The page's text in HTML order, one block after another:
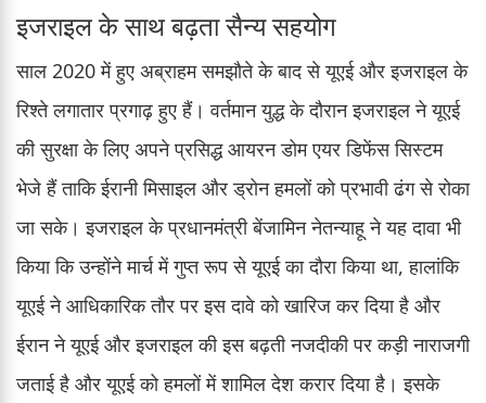
इजराइल के साथ बढ़ता सैन्य सहयोग
साल 2020 में हुए अब्राहम समझौते के बाद से यूएई और इजराइल के
रिश्ते लगातार प्रगाढ़ हुए हैं। वर्तमान युद्ध के दौरान इजराइल ने यूएई
की सुरक्षा के लिए अपने प्रसिद्ध आयरन डोम एयर डिफेंस सिस्टम
भेजे हैं ताकि ईरानी मिसाइल और ड्रोन हमलों को प्रभावी ढंग से रोका
जा सके। इजराइल के प्रधानमंत्री बेंजामिन नेतन्याहू ने यह दावा भी
किया कि उन्होंने मार्च में गुप्त रूप से यूएई का दौरा किया था, हालांकि
यूएई ने आधिकारिक तौर पर इस दावे को खारिज कर दिया है और
ईरान ने यूएई और इजराइल की इस बढ़ती नजदीकी पर कड़ी नाराजगी
जताई है और यूएई को हमलों में शामिल देश करार दिया है। इसके